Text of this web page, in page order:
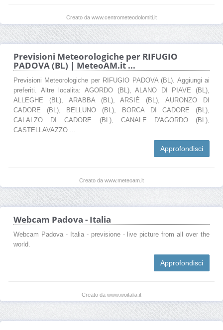
Creato da www.centrometeodolomiti.it
Previsioni Meteorologiche per RIFUGIO
PADOVA (BL) | MeteoAM.it ...
Previsioni Meteorologiche per RIFUGIO PADOVA (BL). Aggiungi ai
preferiti. Altre localita: AGORDO (BL), ALANO DI PIAVE (BL),
ALLEGHE (BL), ARABBA (BL), ARSIÈ (BL), AURONZO DI
CADORE (BL), BELLUNO (BL), BORCA DI CADORE (BL),
CALALZO DI CADORE (BL), CANALE D'AGORDO (BL),
CASTELLAVAZZO ...
Approfondisci
Creato da www.meteoam.it
Webcam Padova - Italia
Webcam Padova - Italia - previsione - live picture from all over the
world.
Approfondisci
Creato da www.woitalia.it